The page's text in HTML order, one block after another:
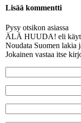
Lisää kommentti
Pysy otsikon asiassa
ÄLÄ HUUDA! eli
Noudata Suomen lakia
Jokainen vastaa itse